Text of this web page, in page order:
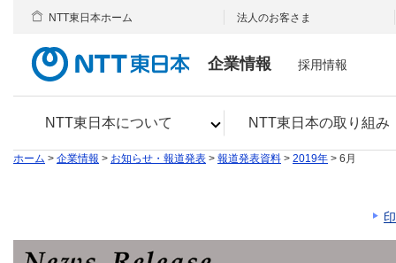
企業情報
NTT東日本について NTT東日本の取り組み
NTT東日本ホーム 法人のお客さま
採用情報
ホーム > 企業情報 > お知らせ・報道発表 > 報道発表資料 > 2019年 > 6月